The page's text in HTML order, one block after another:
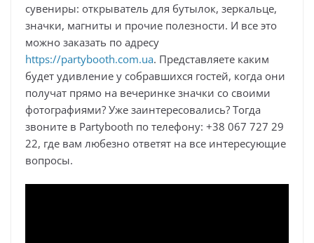
сувениры: открыватель для бутылок, зеркальце,
значки, магниты и прочие полезности. И все это
можно заказать по адресу
https://partybooth.com.ua. Представляете каким
будет удивление у собравшихся гостей, когда они
получат прямо на вечеринке значки со своими
фотографиями? Уже заинтересовались? Тогда
звоните в Partybooth по телефону: +38 067 727 29
22, где вам любезно ответят на все интересующие
вопросы.